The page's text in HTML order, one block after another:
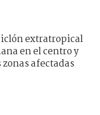
extratropical
en el centro y
afectadas